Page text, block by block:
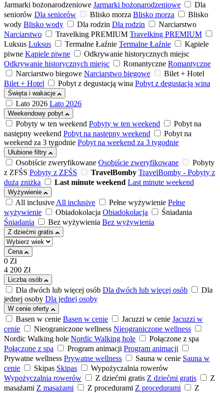
Jarmarki bożonarodzeniowe Jarmarki bożonarodzeniowe
Dla
seniorów Dla seniorów Blisko morza Blisko morza
Blisko
wody Blisko wody Dla rodzin Dla rodzin
Narciarstwo
Narciarstwo
Travelking PREMIUM Travelking PREMIUM
Luksus Luksus Termalne Łaźnie Termalne Łaźnie
Kąpiele
piwne Kąpiele piwne
Odkrywanie historycznych miejsc
Odkrywanie historycznych miejsc
Romantyczne Romantyczne
Narciarstwo biegowe Narciarstwo biegowe
Bilet + Hotel
Bilet + Hotel
Pobyt z degustacją wina Pobyt z degustacją wina
Święta i wakacje
Lato 2026 Lato 2026
Weekendowy pobyt
Pobyty w ten weekend Pobyty w ten weekend
Pobyt na
następny weekend Pobyt na następny weekend
Pobyt na
weekend za 3 tygodnie Pobyt na weekend za 3 tygodnie
Ulubione filtry
Osobiście zweryfikowane Osobiście zweryfikowane
Pobyty
z ZFŚS Pobyty z ZFŚS TravelBomby TravelBomby - Pobyty z
dużą zniżką
Last minute weekend Last minute weekend
Wyżywienie
All inclusiveAll inclusive Pełne wyżywienie Pełne
wyżywienie
Obiadokolacja Obiadokolacja
Śniadania
Śniadania
Bez wyżywienia Bez wyżywienia
Z dziećmi gratis
Cena
0 Zł
4 200 Zł
Liczba osób
Dla dwóch lub więcej osób Dla dwóch lub więcej osób
Dla
jednej osoby Dla jednej osoby
W cenie oferty
Basen w cenie Basen w cenie Jacuzzi w cenie Jacuzzi w
cenie
Nieograniczone wellness Nieograniczone wellness
Nordic Walking hole Nordic Walking hole
Połączone z spa
Połączone z spa
Program animacji Program animacji
Prywatne wellness Prywatne wellness Sauna w cenie Sauna w
cenie
Skipas Skipas
Wypożyczalnia rowerów
Wypożyczalnia rowerów
Z dziećmi gratis Z dziećmi gratis
Z
masażami Z masażami Z procedurami Z procedurami
Z